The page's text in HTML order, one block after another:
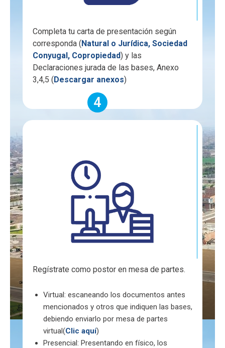
Completa tu carta de presentación según
corresponda ( Natural o Jurídica, Sociedad
Conyugal, Copropiedad) y las
Declaraciones jurada de las bases, Anexo
3,4,5 ( Descargar anexos)
4
Regístrate como postor en mesa de partes.
Virtual: escaneando los documentos antes
mencionados y otros que indiquen las bases,
debiendo enviarlo por mesa de partes
virtual(Clic aquí)
Presencial: Presentando en físico, los